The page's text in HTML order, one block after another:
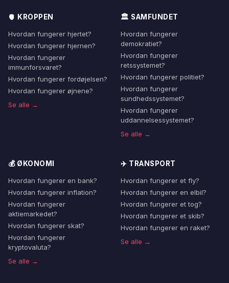
🫀 KROPPEN
Hvordan fungerer hjertet?
Hvordan fungerer hjernen?
Hvordan fungerer
immunforsvaret?
Hvordan fungerer fordøjelsen?
Hvordan fungerer øjnene?
Se alle →
🏛️ SAMFUNDET
Hvordan fungerer
demokratiet?
Hvordan fungerer
retssystemet?
Hvordan fungerer politiet?
Hvordan fungerer
sundhedssystemet?
Hvordan fungerer
uddannelsessystemet?
Se alle →
💰 ØKONOMI
Hvordan fungerer en bank?
Hvordan fungerer inflation?
Hvordan fungerer
aktiemarkedet?
Hvordan fungerer skat?
Hvordan fungerer
kryptovaluta?
Se alle →
✈️ TRANSPORT
Hvordan fungerer et fly?
Hvordan fungerer en elbil?
Hvordan fungerer et tog?
Hvordan fungerer et skib?
Hvordan fungerer en raket?
Se alle →